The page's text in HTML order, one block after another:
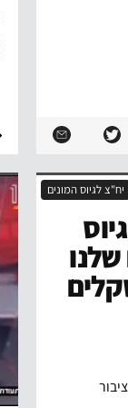
יח"צ לגיוס המונים